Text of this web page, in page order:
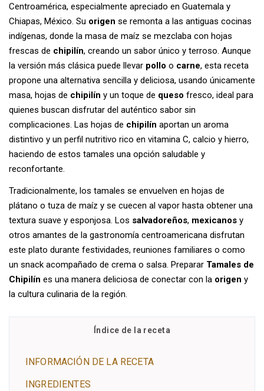
Centroamérica, especialmente apreciado en Guatemala y
Chiapas, México. Su origen se remonta a las antiguas cocinas
indígenas, donde la masa de maíz se mezclaba con hojas
frescas de chipilín, creando un sabor único y terroso. Aunque
la versión más clásica puede llevar pollo o carne, esta receta
propone una alternativa sencilla y deliciosa, usando únicamente
masa, hojas de chipilín y un toque de queso fresco, ideal para
quienes buscan disfrutar del auténtico sabor sin
complicaciones. Las hojas de chipilín aportan un aroma
distintivo y un perfil nutritivo rico en vitamina C, calcio y hierro,
haciendo de estos tamales una opción saludable y
reconfortante.
Tradicionalmente, los tamales se envuelven en hojas de
plátano o tuza de maíz y se cuecen al vapor hasta obtener una
textura suave y esponjosa. Los salvadoreños, mexicanos y
otros amantes de la gastronomía centroamericana disfrutan
este plato durante festividades, reuniones familiares o como
un snack acompañado de crema o salsa. Preparar Tamales de
Chipilín es una manera deliciosa de conectar con la origen y
la cultura culinaria de la región.
Índice de la receta
INFORMACIÓN DE LA RECETA
INGREDIENTES